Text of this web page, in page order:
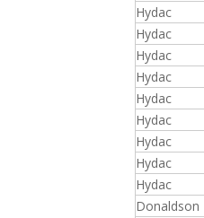
Hydac
Hydac
Hydac
Hydac
Hydac
Hydac
Hydac
Hydac
Hydac
Donaldson